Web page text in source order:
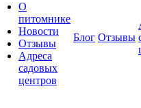
О
питомнике
Новости
Отзывы
Адреса
садовых
центров
Блог Отзывы